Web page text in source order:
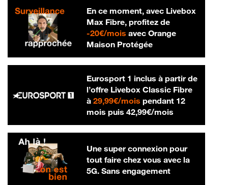
En ce moment, avec Livebox
Max Fibre, profitez de
-20€/mois20 € par mois
avec Orange
Maison Protégée
Eurosport 1 inclus à partir de
l’offre Livebox Classic Fibre
à 29,99€/mois29,99 € par mois
pendant 12
mois puis 42,99€/mois42,99 € par
Une super connexion pour
tout faire chez vous avec la
5G. Sans engagement